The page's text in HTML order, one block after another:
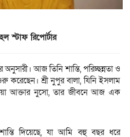
স্টাফ রিপোর্টার
আজ তিনি শান্তি, পরিচ্ছন্নতা ও
করেছেন। শ্রী নুপুর বালা, যিনি ইসলাম
আক্তার নুসো, তার জীবনে আজ এক
দিয়েছে, যা আমি বহু বছর ধরে